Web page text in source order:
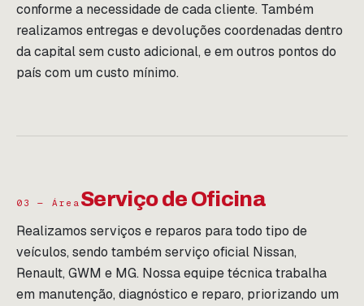
conforme a necessidade de cada cliente. Também
realizamos entregas e devoluções coordenadas dentro
da capital sem custo adicional, e em outros pontos do
país com um custo mínimo.
03 — Área Serviço de Oficina
Realizamos serviços e reparos para todo tipo de
veículos, sendo também serviço oficial Nissan,
Renault, GWM e MG. Nossa equipe técnica trabalha
em manutenção, diagnóstico e reparo, priorizando um